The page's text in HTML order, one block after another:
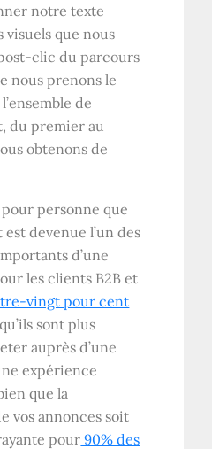
notre texte
que nous
clic du parcours
nous prenons le
de
du premier au
obtenons de
pour personne que
devenue l’un des
d’une
les clients B2B et
vingt pour cent
sont plus
auprès d’une
expérience
que la
vos annonces soit
pour90% des